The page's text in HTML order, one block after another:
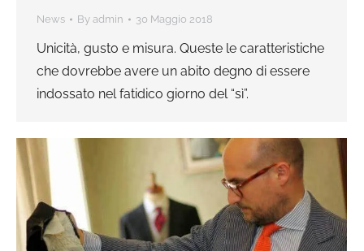
News By admin 30 Maggio 2018
Unicità, gusto e misura. Queste le caratteristiche
che dovrebbe avere un abito degno di essere
indossato nel fatidico giorno del “sì”.